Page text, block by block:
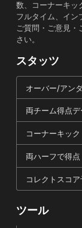
数、コーナーキッ
フルタイム、イン
ご質問・ご意見・
さい。
スタッツ
オーバー/アン
両チーム得点デ
コーナーキック
両ハーフで得点
コレクトスコア
ツール